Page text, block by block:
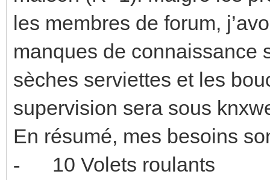
les membres de forum,
manques de connaissance
sèches serviettes et les
supervision sera sous
En résumé, mes besoins
- 10 Volets